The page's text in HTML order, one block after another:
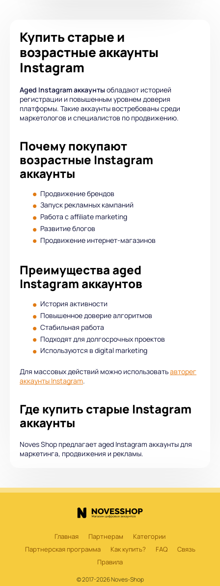
Купить старые и
возрастные аккаунты
Instagram
Aged Instagram аккаунты обладают историей
регистрации и повышенным уровнем доверия
платформы. Такие аккаунты востребованы среди
маркетологов и специалистов по продвижению.
Почему покупают
возрастные Instagram
аккаунты
Продвижение брендов
Запуск рекламных кампаний
Работа с affiliate marketing
Развитие блогов
Продвижение интернет-магазинов
Преимущества aged
Instagram аккаунтов
История активности
Повышенное доверие алгоритмов
Стабильная работа
Подходят для долгосрочных проектов
Используются в digital marketing
Для массовых действий можно использоватьавторег
аккаунты Instagram.
Где купить старые Instagram
аккаунты
Noves Shop предлагает aged Instagram аккаунты для
маркетинга, продвижения и рекламы.
Главная Партнерам
Категории
Партнерская программа
Как купить? FAQ
Связь
Правила
© 2017-2026 Noves-Shop